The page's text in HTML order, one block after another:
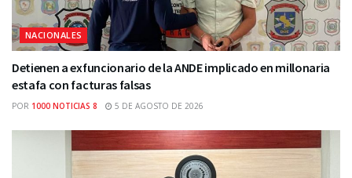
NACIONALES
Detienen a exfuncionario de la ANDE implicado en millonaria
estafa con facturas falsas
POR 1000 NOTICIAS 8 5 DE AGOSTO DE 2026